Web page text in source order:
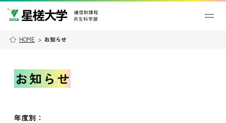
HOME > お知らせ
お知らせ
年度別 ：